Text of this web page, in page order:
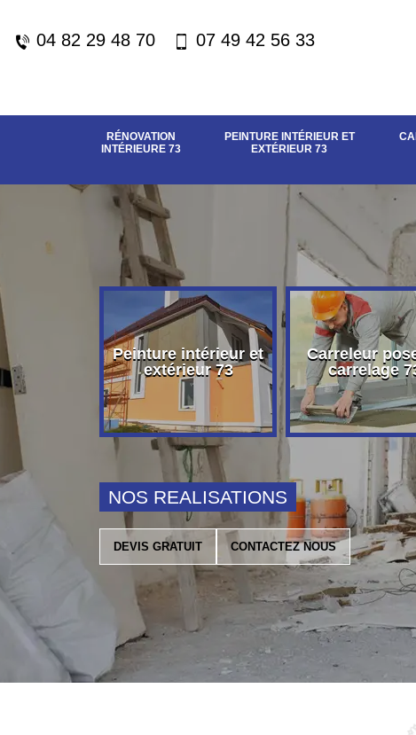
04 82 29 48 70 07 49 42 56 33
RÉNOVATION
INTÉRIEURE 73
PEINTURE INTÉRIEUR ET
EXTÉRIEUR 73
73
Peinture intérieur et
extérieur 73
Carreleur
carrelage
NOS REALISATIONS
DEVIS GRATUIT CONTACTEZ NOUS